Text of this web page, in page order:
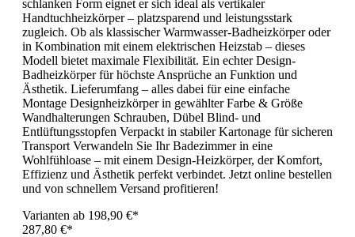
schlanken Form eignet er sich ideal als vertikaler
Handtuchheizkörper – platzsparend und leistungsstark
zugleich. Ob als klassischer Warmwasser-Badheizkörper oder
in Kombination mit einem elektrischen Heizstab – dieses
Modell bietet maximale Flexibilität. Ein echter Design-
Badheizkörper für höchste Ansprüche an Funktion und
Ästhetik. Lieferumfang – alles dabei für eine einfache
Montage Designheizkörper in gewählter Farbe & Größe
Wandhalterungen Schrauben, Dübel Blind- und
Entlüftungsstopfen Verpackt in stabiler Kartonage für sicheren
Transport Verwandeln Sie Ihr Badezimmer in eine
Wohlfühloase – mit einem Design-Heizkörper, der Komfort,
Effizienz und Ästhetik perfekt verbindet. Jetzt online bestellen
und von schnellem Versand profitieren!
Varianten ab 198,90 €*
287,80 €*